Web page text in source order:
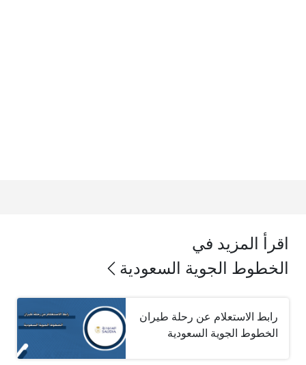
اقرأ المزيد في
الخطوط الجوية السعودية
رابط الاستعلام عن رحلة طيران
الخطوط الجوية السعودية